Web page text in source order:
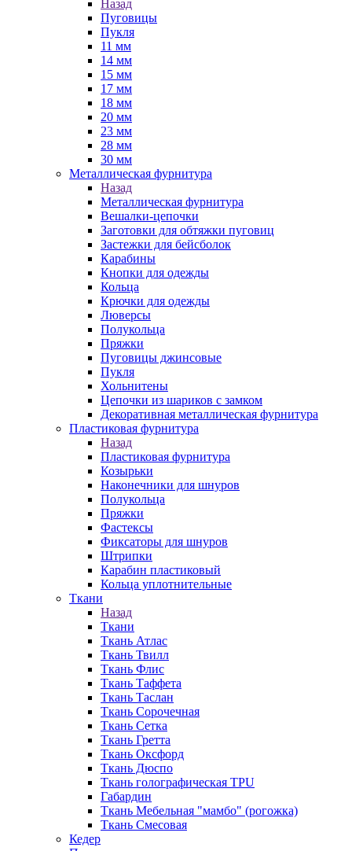
Назад
Пуговицы
Пукля
11 мм
14 мм
15 мм
17 мм
18 мм
20 мм
23 мм
28 мм
30 мм
Металлическая фурнитура
Назад
Металлическая фурнитура
Вешалки-цепочки
Заготовки для обтяжки пуговиц
Застежки для бейсболок
Карабины
Кнопки для одежды
Кольца
Крючки для одежды
Люверсы
Полукольца
Пряжки
Пуговицы джинсовые
Пукля
Хольнитены
Цепочки из шариков с замком
Декоративная металлическая фурнитура
Пластиковая фурнитура
Назад
Пластиковая фурнитура
Козырьки
Наконечники для шнуров
Полукольца
Пряжки
Фастексы
Фиксаторы для шнуров
Штрипки
Карабин пластиковый
Кольца уплотнительные
Ткани
Назад
Ткани
Ткань Атлас
Ткань Твилл
Ткань Флис
Ткань Таффета
Ткань Таслан
Ткань Сорочечная
Ткань Сетка
Ткань Гретта
Ткань Оксфорд
Ткань Дюспо
Ткань голографическая TPU
Габардин
Ткань Мебельная "мамбо" (рогожка)
Ткань Смесовая
Кедер